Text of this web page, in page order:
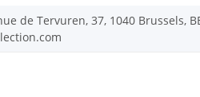
de Tervuren, 37, 1040 Brussels,